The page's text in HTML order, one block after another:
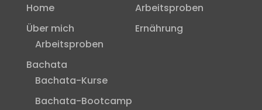
Home
Über mich
Arbeitsproben
Bachata
Bachata-Kurse
Bachata-Bootcamp
Arbeitsproben
Ernährung